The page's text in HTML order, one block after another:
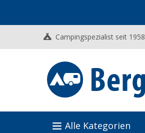
Campingspezialist seit 1958
Alle Kategorien